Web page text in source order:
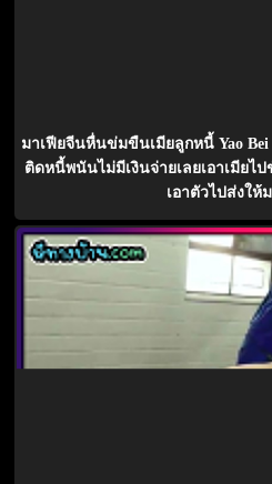
มาเฟียจีนหื่นข่มขืนเมียลูกหนี้ Yao
ติดหนี้พนันไม่มีเงินจ่ายเลยเอาเมียไ
เอาตัวไปส่งให้